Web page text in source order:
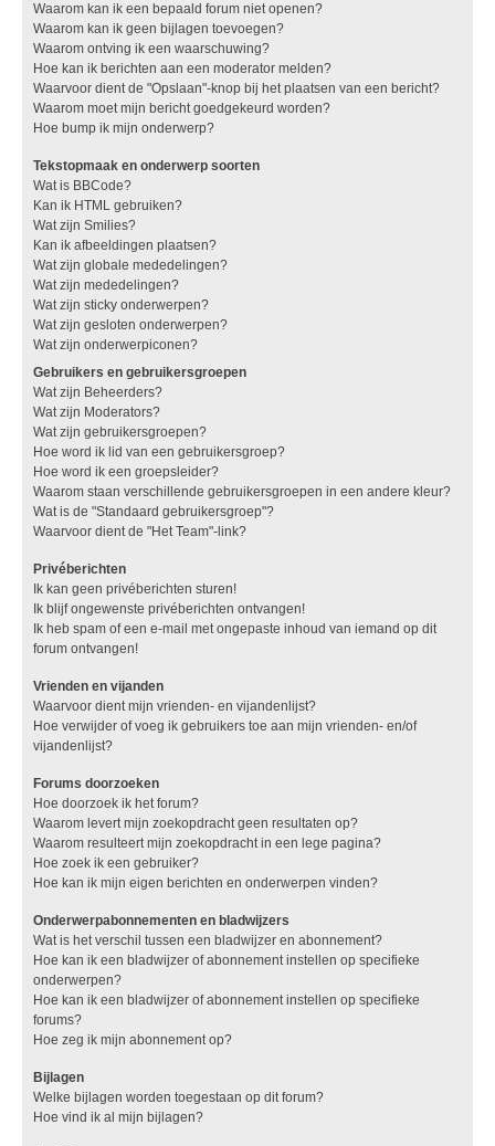
Waarom kan ik een bepaald forum niet openen?
Waarom kan ik geen bijlagen toevoegen?
Waarom ontving ik een waarschuwing?
Hoe kan ik berichten aan een moderator melden?
Waarvoor dient de "Opslaan"-knop bij het plaatsen van een bericht?
Waarom moet mijn bericht goedgekeurd worden?
Hoe bump ik mijn onderwerp?
Tekstopmaak en onderwerp soorten
Wat is BBCode?
Kan ik HTML gebruiken?
Wat zijn Smilies?
Kan ik afbeeldingen plaatsen?
Wat zijn globale mededelingen?
Wat zijn mededelingen?
Wat zijn sticky onderwerpen?
Wat zijn gesloten onderwerpen?
Wat zijn onderwerpiconen?
Gebruikers en gebruikersgroepen
Wat zijn Beheerders?
Wat zijn Moderators?
Wat zijn gebruikersgroepen?
Hoe word ik lid van een gebruikersgroep?
Hoe word ik een groepsleider?
Waarom staan verschillende gebruikersgroepen in een andere kleur?
Wat is de "Standaard gebruikersgroep"?
Waarvoor dient de "Het Team"-link?
Privéberichten
Ik kan geen privéberichten sturen!
Ik blijf ongewenste privéberichten ontvangen!
Ik heb spam of een e-mail met ongepaste inhoud van iemand op dit
forum ontvangen!
Vrienden en vijanden
Waarvoor dient mijn vrienden- en vijandenlijst?
Hoe verwijder of voeg ik gebruikers toe aan mijn vrienden- en/of
vijandenlijst?
Forums doorzoeken
Hoe doorzoek ik het forum?
Waarom levert mijn zoekopdracht geen resultaten op?
Waarom resulteert mijn zoekopdracht in een lege pagina?
Hoe zoek ik een gebruiker?
Hoe kan ik mijn eigen berichten en onderwerpen vinden?
Onderwerpabonnementen en bladwijzers
Wat is het verschil tussen een bladwijzer en abonnement?
Hoe kan ik een bladwijzer of abonnement instellen op specifieke
onderwerpen?
Hoe kan ik een bladwijzer of abonnement instellen op specifieke
forums?
Hoe zeg ik mijn abonnement op?
Bijlagen
Welke bijlagen worden toegestaan op dit forum?
Hoe vind ik al mijn bijlagen?